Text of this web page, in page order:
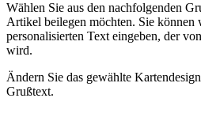
Wählen Sie aus den nachfolgenden
Artikel beilegen möchten. Sie können
personalisierten Text eingeben, der
wird.
Ändern Sie das gewählte
Grußtext.